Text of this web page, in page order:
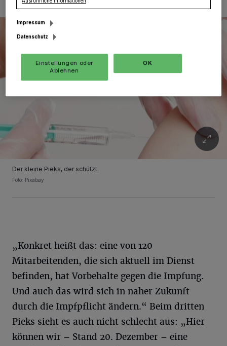
Der kleine Pieks, der schützt.
Foto: Pixabay
„Konkret heißt das: eine von 120
Mitarbeitenden, die sich aktuell im Dienst
befinden, hat Vorbehalte gegen die Impfung.
Und auch das wird sich in naher Zukunft
durch die Impfpflicht ändern.“ Beim dritten
Pieks sieht es auch nicht schlecht aus: „Hier
können wir – Stand 20. Dezember – eine
Impressum
Datenschutz
Einstellungen oder
Ablehnen
OK